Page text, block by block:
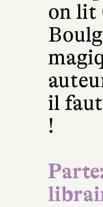
on lit
il
!